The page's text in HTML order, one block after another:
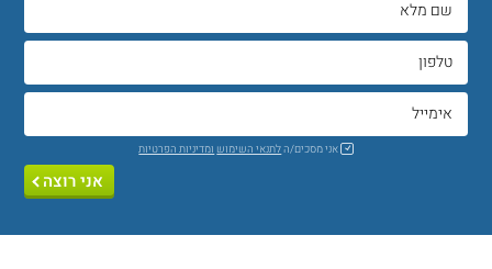
אני מסכים/הלתנאי השימוש ומדיניות הפרטיות
אני רוצה